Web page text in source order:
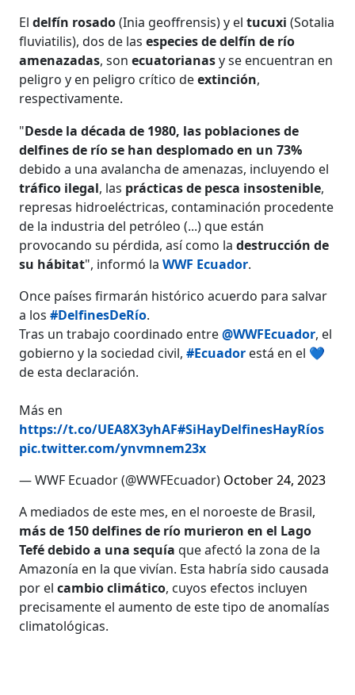
Eldelfín rosado(Inia geoffrensis) y eltucuxi(Sotalia
fluviatilis), dos de las especies de delfín de río
amenazadas, sonecuatorianasy se encuentran en
peligro y en peligro crítico deextinción,
respectivamente.
"Desde la década de 1980, las poblaciones de
delfines de río se han desplomado en un 73%
debido a una avalancha de amenazas, incluyendo el
tráfico ilegal, las prácticas de pesca insostenible,
represas hidroeléctricas, contaminación procedente
de la industria del petróleo (...) que están
provocando su pérdida, así como ladestrucción de
su hábitat", informó laWWF Ecuador.
Once países firmarán histórico acuerdo para salvar
a los#DelfinesDeRío.
Tras un trabajo coordinado entre@WWFEcuador, el
gobierno y la sociedad civil,#Ecuador está en el 💙
de esta declaración.
Más en
https://t.co/UEA8X3yhAF#SiHayDelfinesHayRíos
pic.twitter.com/ynvmnem23x
— WWF Ecuador (@WWFEcuador) October 24, 2023
A mediados de este mes, en el noroeste de Brasil,
más de 150 delfines de río murieron en el Lago
Tefé debido a una sequía que afectó la zona de la
Amazonía en la que vivían. Esta habría sido causada
por elcambio climático, cuyos efectos incluyen
precisamente el aumento de este tipo de anomalías
climatológicas.